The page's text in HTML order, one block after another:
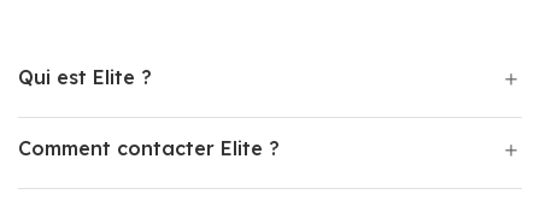
Qui est Elite ?
Comment contacter Elite ?